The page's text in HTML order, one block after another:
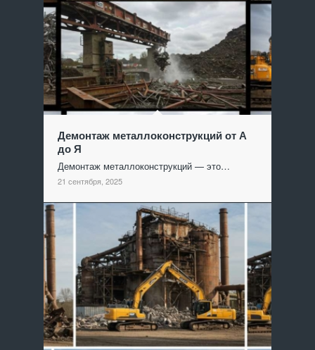
Демонтаж металлоконструкций от А
до Я
Демонтаж металлоконструкций — это…
21 сентября, 2025